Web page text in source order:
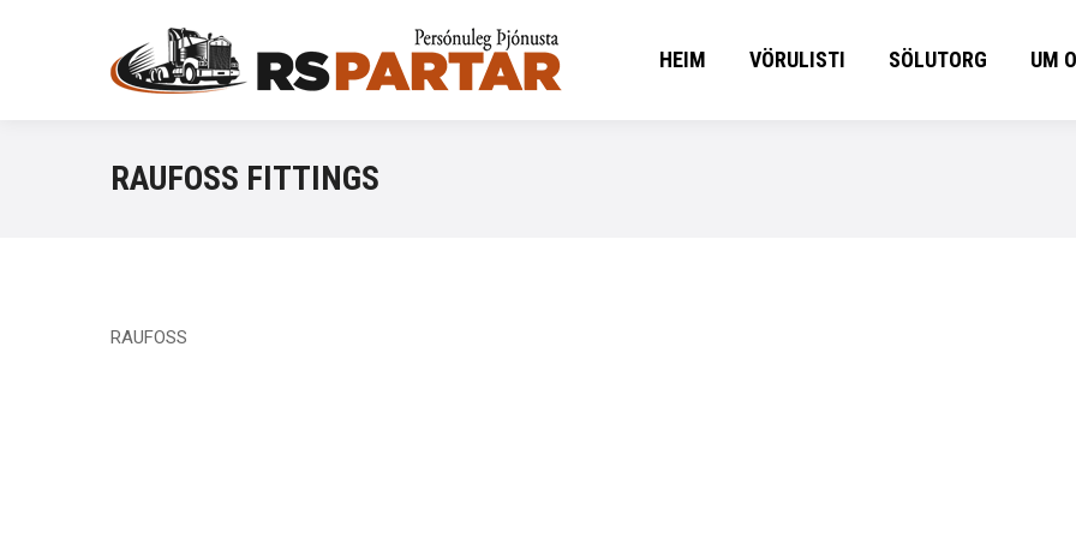
HEIM VÖRULISTI SÖLUTORG UM
RAUFOSS FITTINGS
RAUFOSS